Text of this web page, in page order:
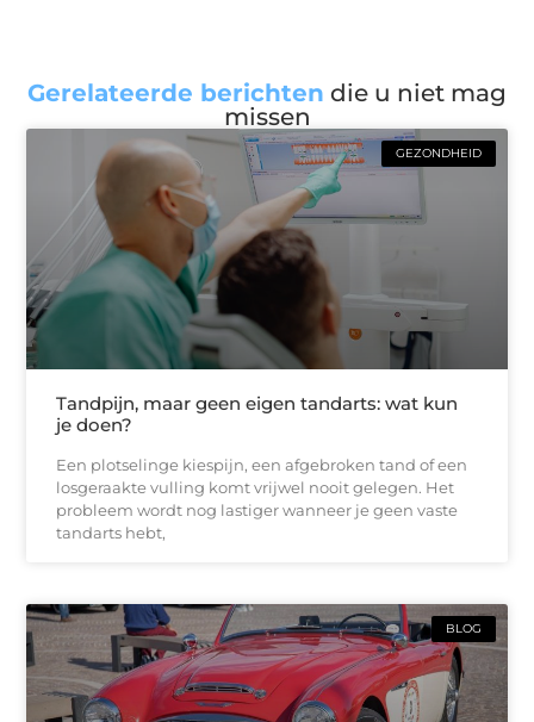
Gerelateerde berichten die u niet mag
missen
GEZONDHEID
Tandpijn, maar geen eigen tandarts: wat kun
je doen?
Een plotselinge kiespijn, een afgebroken tand of een
losgeraakte vulling komt vrijwel nooit gelegen. Het
probleem wordt nog lastiger wanneer je geen vaste
tandarts hebt,
BLOG